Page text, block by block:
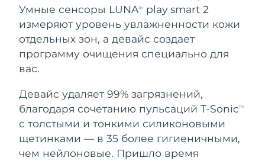
Умные сенсоры LUNATM
play smart 2
измеряют уровень увлажненности кожи
отдельных зон, а девайс создает
программу очищения специально для
вас.
Девайс удаляет 99% загрязнений,
благодаря сочетанию пульсаций T-SonicTM
с толстыми и тонкими силиконовыми
щетинками — в 35 более гигиеничными,
чем нейлоновые. Пришло время
Anti-aging massage
LUNA™ 4 Plus
LUNA™ 4 Men
For men, anti-aging massage
Microcurrent toning
BEAR™ 2 go
BEAR™ 2 eyes & lips
Microcurrent line smoothing device
Увлажнение
UFO™ 3 набор
UFO™ 3 LED
Near-infrared and red light therapy
device
Забота о полости рта
issa™ 4
issa™ 4 plus
Smart hybrid silicone sonic toothbrush
Омоложение LED-процедуры
NEW
Бахрейн
Ожидаемая дата доставки
9.08.2026
Бельгия
Ожидаемая дата доставки
Бермудские о-ва
Ожидаемая дата доставки
Босния и
Герцеговина
Ожидаемая дата доставки
11.08.2026